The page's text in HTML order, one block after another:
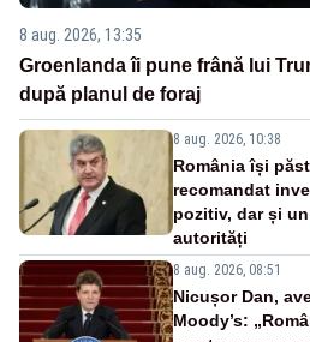
8 aug. 2026, 13:35
Groenlanda îi pune frână lui
după planul de foraj
8 aug. 2026, 10:38
România își
recomandat
pozitiv, dar și
autorități
8 aug. 2026, 08:51
Nicușor Dan,
Moody’s: